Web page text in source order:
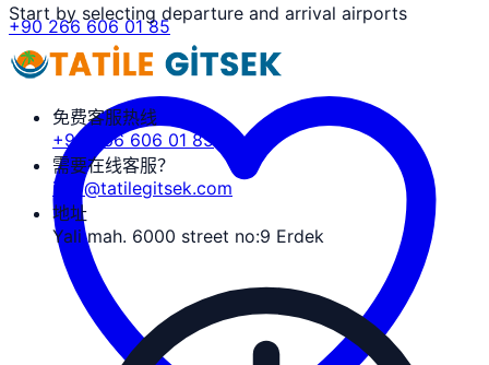
+90 266 606 01 85
Start by selecting departure and arrival airports
免费客服热线
+90 266 606 01 85
需要在线客服？
info@tatilegitsek.com
地址
Yali mah. 6000 street no:9 Erdek